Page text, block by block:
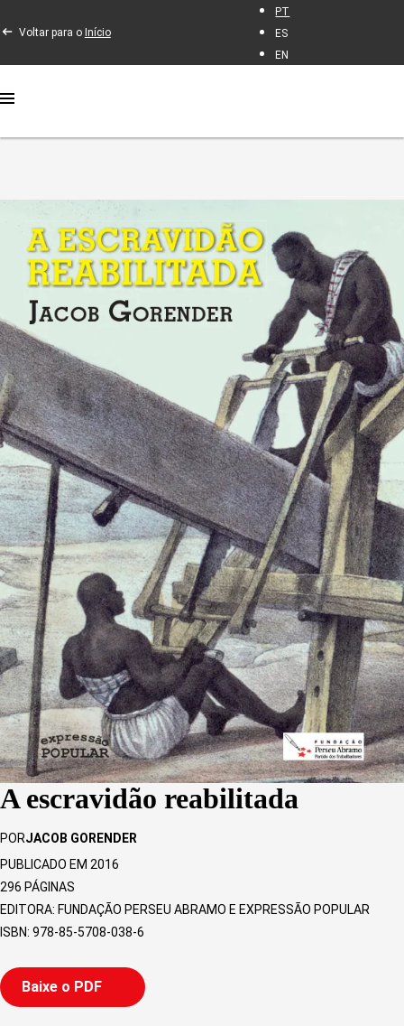
Voltar para o Início
PT
ES
EN
A escravidão reabilitada
PORJACOB GORENDER
PUBLICADO EM 2016
296 PÁGINAS
EDITORA: FUNDAÇÃO PERSEU ABRAMO E EXPRESSÃO POPULAR
ISBN: 978-85-5708-038-6
Baixe o PDF